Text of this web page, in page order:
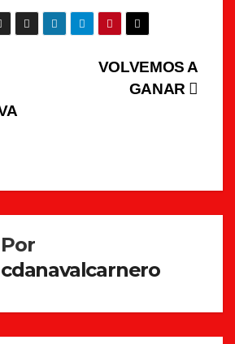
VOLVEMOS A
GANAR
Por
cdanavalcarnero